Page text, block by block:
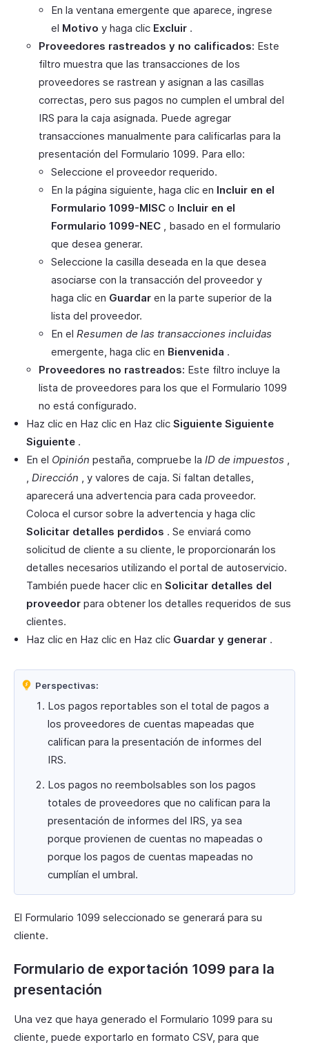
En la ventana emergente que aparece, ingrese
el Motivo y haga clic Excluir .
Proveedores rastreados y no calificados: Este
filtro muestra que las transacciones de los
proveedores se rastrean y asignan a las casillas
correctas, pero sus pagos no cumplen el umbral del
IRS para la caja asignada. Puede agregar
transacciones manualmente para calificarlas para la
presentación del Formulario 1099. Para ello:
Seleccione el proveedor requerido.
En la página siguiente, haga clic en Incluir en el
Formulario 1099-MISC o Incluir en el
Formulario 1099-NEC , basado en el formulario
que desea generar.
Seleccione la casilla deseada en la que desea
asociarse con la transacción del proveedor y
haga clic en Guardar en la parte superior de la
lista del proveedor.
En el Resumen de las transacciones incluidas
emergente, haga clic en Bienvenida .
Proveedores no rastreados: Este filtro incluye la
lista de proveedores para los que el Formulario 1099
no está configurado.
Haz clic en Haz clic en Haz clic Siguiente Siguiente
Siguiente .
En el Opinión pestaña, compruebe la ID de impuestos ,
, Dirección , y valores de caja. Si faltan detalles,
aparecerá una advertencia para cada proveedor.
Coloca el cursor sobre la advertencia y haga clic
Solicitar detalles perdidos . Se enviará como
solicitud de cliente a su cliente, le proporcionarán los
detalles necesarios utilizando el portal de autoservicio.
También puede hacer clic en Solicitar detalles del
proveedor para obtener los detalles requeridos de sus
clientes.
Haz clic en Haz clic en Haz clic Guardar y generar .
Perspectivas:
Los pagos reportables son el total de pagos a
los proveedores de cuentas mapeadas que
califican para la presentación de informes del
IRS.
Los pagos no reembolsables son los pagos
totales de proveedores que no califican para la
presentación de informes del IRS, ya sea
porque provienen de cuentas no mapeadas o
porque los pagos de cuentas mapeadas no
cumplían el umbral.
El Formulario 1099 seleccionado se generará para su
cliente.
Formulario de exportación 1099 para la
presentación
Una vez que haya generado el Formulario 1099 para su
cliente, puede exportarlo en formato CSV, para que